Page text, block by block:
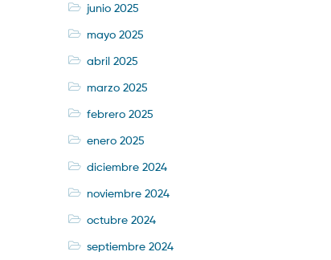
junio 2025
mayo 2025
abril 2025
marzo 2025
febrero 2025
enero 2025
diciembre 2024
noviembre 2024
octubre 2024
septiembre 2024